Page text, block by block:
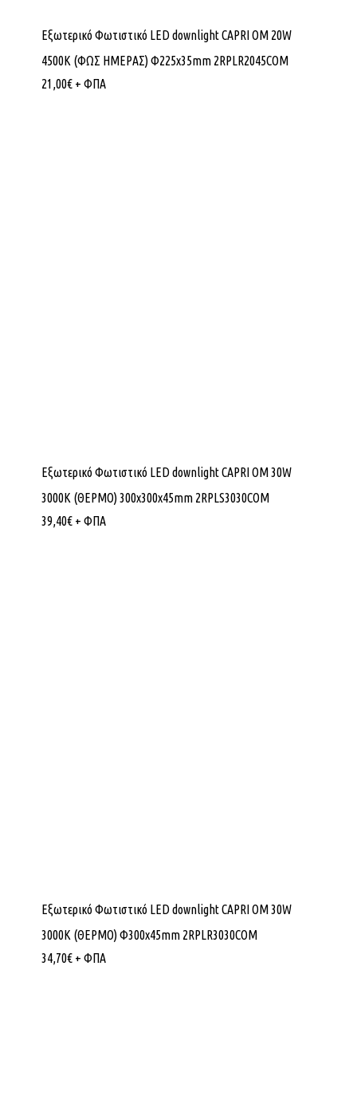
Εξωτερικό Φωτιστικό LED downlight CAPRI OM 20W
4500K (ΦΩΣ ΗΜΕΡΑΣ) Φ225x35mm 2RPLR2045COM
21,00€ + ΦΠΑ
Εξωτερικό Φωτιστικό LED downlight CAPRI OM 30W
3000K (ΘΕΡΜΟ) 300x300x45mm 2RPLS3030COM
39,40€ + ΦΠΑ
Εξωτερικό Φωτιστικό LED downlight CAPRI OM 30W
3000K (ΘΕΡΜΟ) Φ300x45mm 2RPLR3030COM
34,70€ + ΦΠΑ